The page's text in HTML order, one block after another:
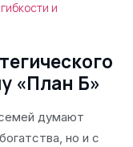
и
«План Б»
думают
но и с